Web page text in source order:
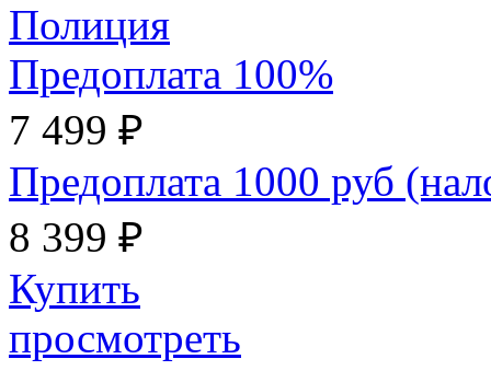
Полиция
Предоплата 100%
7 499 ₽
Предоплата 1000 руб
8 399 ₽
Купить
просмотреть